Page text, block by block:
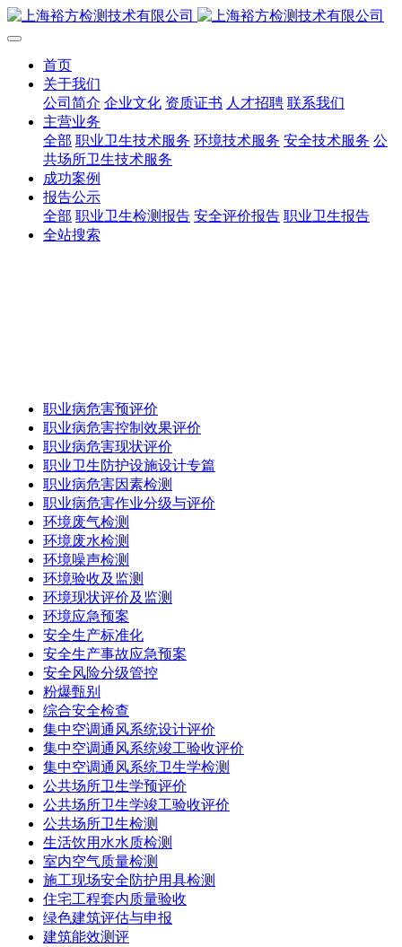
首页
关于我们
公司简介 企业文化 资质证书 人才招聘 联系我们
主营业务
全部 职业卫生技术服务 环境技术服务 安全技术服务 公
共场所卫生技术服务
成功案例
报告公示
全部 职业卫生检测报告 安全评价报告 职业卫生报告
全站搜索
职业病危害预评价
职业病危害控制效果评价
职业病危害现状评价
职业卫生防护设施设计专篇
职业病危害因素检测
职业病危害作业分级与评价
环境废气检测
环境废水检测
环境噪声检测
环境验收及监测
环境现状评价及监测
环境应急预案
安全生产标准化
安全生产事故应急预案
安全风险分级管控
粉爆甄别
综合安全检查
集中空调通风系统设计评价
集中空调通风系统竣工验收评价
集中空调通风系统卫生学检测
公共场所卫生学预评价
公共场所卫生学竣工验收评价
公共场所卫生检测
生活饮用水水质检测
室内空气质量检测
施工现场安全防护用具检测
住宅工程套内质量验收
绿色建筑评估与申报
建筑能效测评